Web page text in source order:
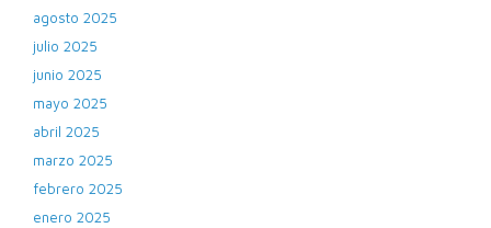
agosto 2025
julio 2025
junio 2025
mayo 2025
abril 2025
marzo 2025
febrero 2025
enero 2025